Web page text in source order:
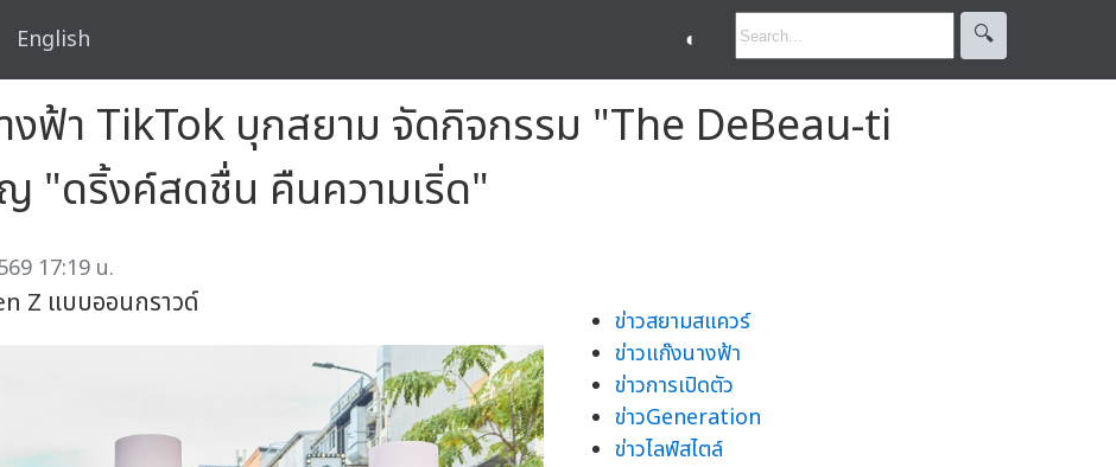
English ◐ 🔍︎
งฟ้า TikTok บุกสยาม จัดกิจกรรม "The DeBeau-ti
"ดริ้งค์สดชื่น คืนความเริ่ด"
17:19 น.
Z แบบออนกราวด์
ข่าวสยามสแควร์
ข่าวแก๊งนางฟ้า
ข่าวการเปิดตัว
ข่าวGeneration
ข่าวไลฟ์สไตล์